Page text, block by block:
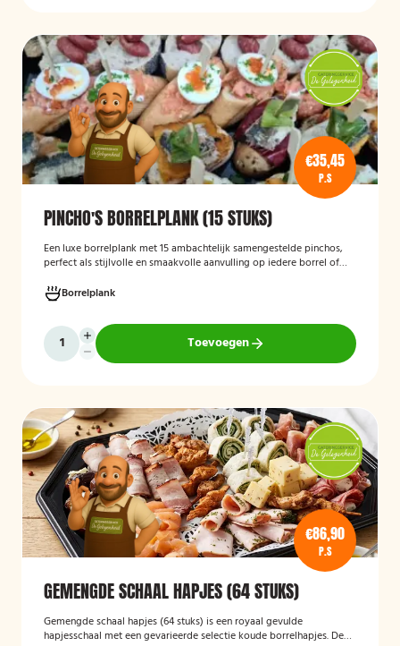
€35,45
P.S
PINCHO'S BORRELPLANK (15 STUKS)
Een luxe borrelplank met 15 ambachtelijk samengestelde pinchos,
perfect als stijlvolle en smaakvolle aanvulling op iedere borrel of
Borrelplank
Toevoegen
€86,90
P.S
GEMENGDE SCHAAL HAPJES (64 STUKS)
Gemengde schaal hapjes (64 stuks) is een royaal gevulde
hapjesschaal met een gevarieerde selectie koude borrelhapjes. De